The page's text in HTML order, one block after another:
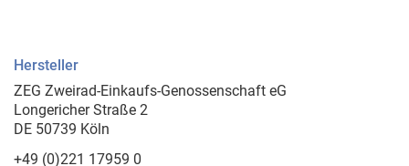
Hersteller
ZEG Zweirad-Einkaufs-Genossenschaft eG
Longericher Straße 2
DE 50739 Köln
+49 (0)221 17959 0